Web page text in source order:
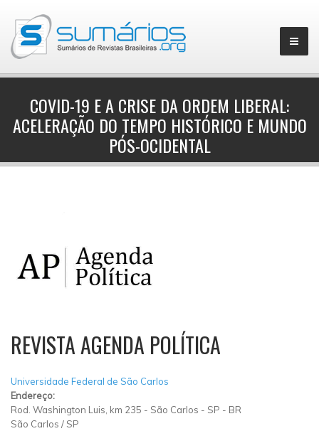
▼
COVID-19 E A CRISE DA ORDEM LIBERAL:
ACELERAÇÃO DO TEMPO HISTÓRICO E MUNDO
PÓS-OCIDENTAL
REVISTA AGENDA POLÍTICA
Universidade Federal de São Carlos
Endereço:
Rod. Washington Luis, km 235 - São Carlos - SP - BR
São Carlos / SP